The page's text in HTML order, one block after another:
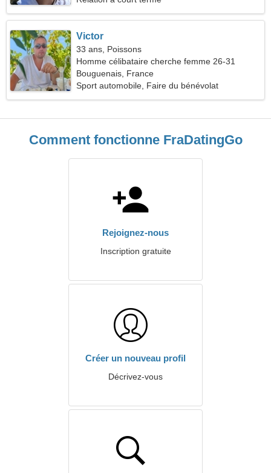
Victor
33 ans, Poissons
Homme célibataire cherche femme 26-31
Bouguenais, France
Sport automobile, Faire du bénévolat
Comment fonctionne FraDatingGo
Rejoignez-nous
Inscription gratuite
Créer un nouveau profil
Décrivez-vous